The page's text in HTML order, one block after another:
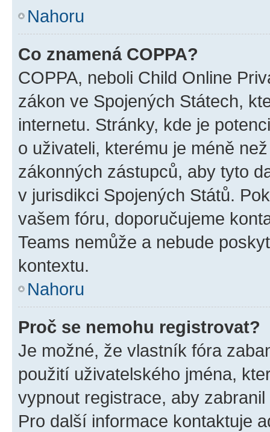
Nahoru
Co znamená COPPA?
COPPA, neboli Child Online
zákon ve Spojených Státech,
internetu. Stránky, kde je
o uživateli, kterému je méně
zákonných zástupců, aby tyto
v jurisdikci Spojených Států.
vašem fóru, doporučujeme
Teams nemůže a nebude
kontextu.
Nahoru
Proč se nemohu registrovat?
Je možné, že vlastník fóra
použití uživatelského jména,
vypnout registrace, aby
Pro další informace kontaktuje